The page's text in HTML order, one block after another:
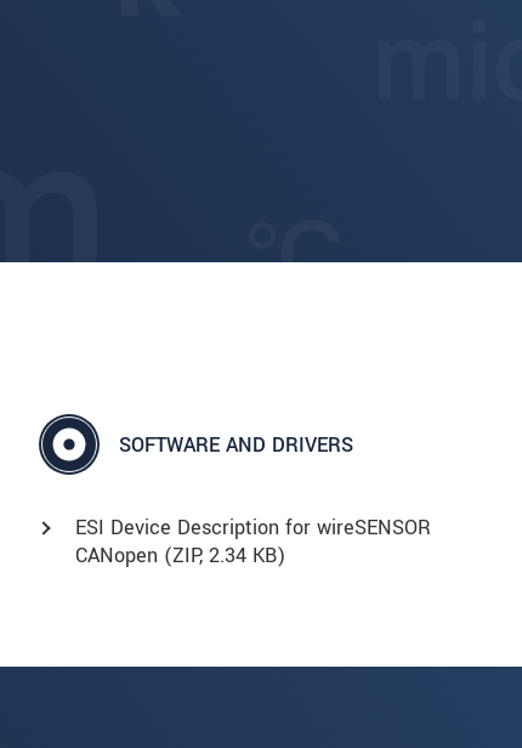
SOFTWARE AND DRIVERS
ESI Device Description for wireSENSOR
CANopen (ZIP, 2.34 KB)